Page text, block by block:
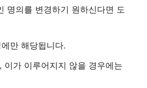
명의를 변경하기 원하신다면 도
만 해당됩니다.
이가 이루어지지 않을 경우에는